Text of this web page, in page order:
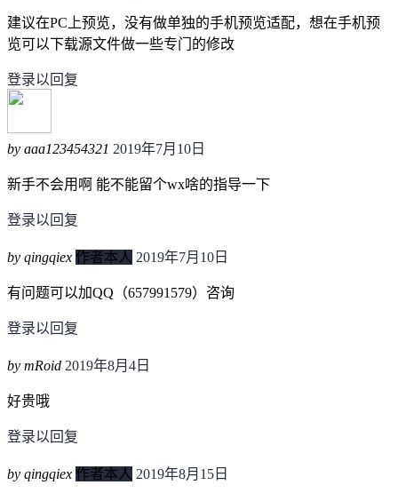
建议在PC上预览，没有做单独的手机预览适配，想在手机预
览可以下载源文件做一些专门的修改
登录以回复
by aaa123454321 2019年7月10日
新手不会用啊 能不能留个wx啥的指导一下
登录以回复
by qingqiex 作者本人 2019年7月10日
有问题可以加QQ（657991579）咨询
登录以回复
by mRoid 2019年8月4日
好贵哦
登录以回复
by qingqiex 作者本人 2019年8月15日